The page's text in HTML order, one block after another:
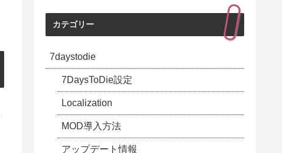
カテゴリー
7daystodie
7DaysToDie設定
Localization
MOD導入方法
アップデート情報